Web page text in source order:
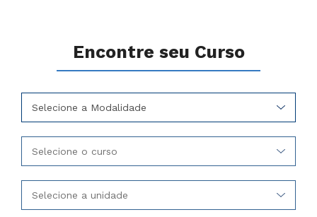
Encontre seu Curso
Selecione a Modalidade
Selecione o curso
Selecione a unidade